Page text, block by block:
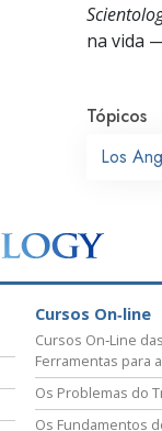
na vida
Tópicos
Los
Cursos On‑line
Cursos On‑Line das
Ferramentas para
Os Problemas do
Os Fundamentos